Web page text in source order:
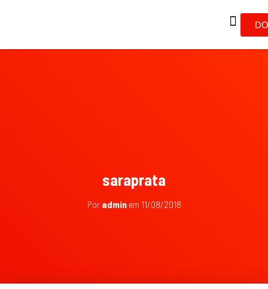
saraprata
Por adminem 11/08/2018